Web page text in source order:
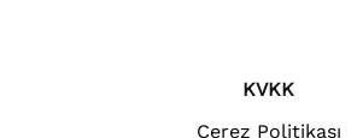
KVKK
Çerez Politikası